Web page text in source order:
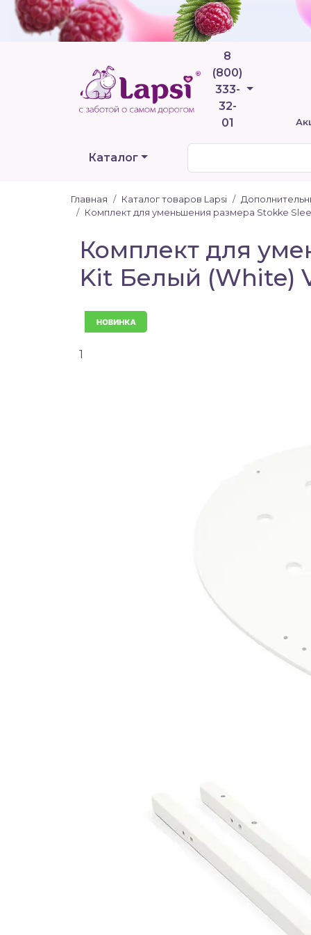
8
(800)
333-
32-
01
Телефоны
Каталог
Главная Каталог товаров Lapsi
Комплект для уменьшения размера Stokke
Комплект для
Kit Белый (White)
1